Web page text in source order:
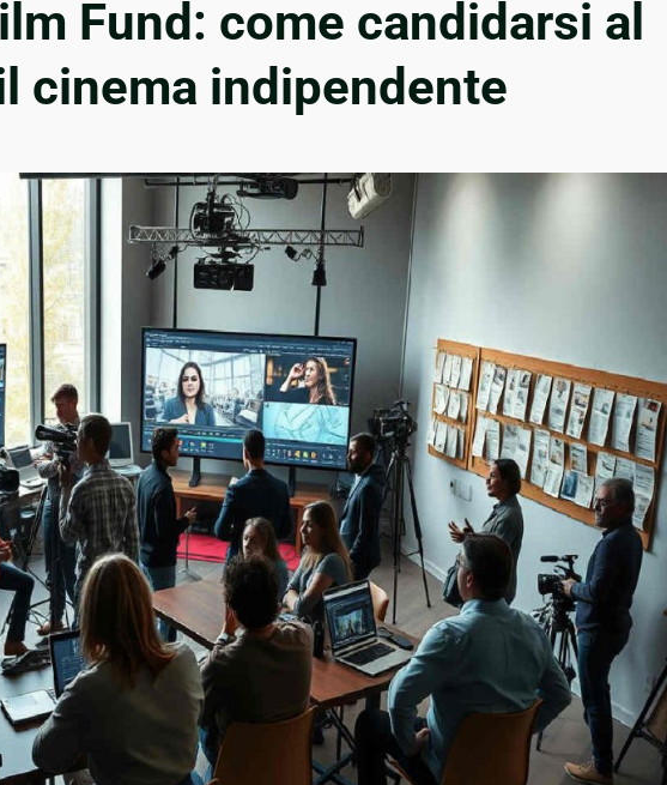
Fund: come candidarsi al
cinema indipendente